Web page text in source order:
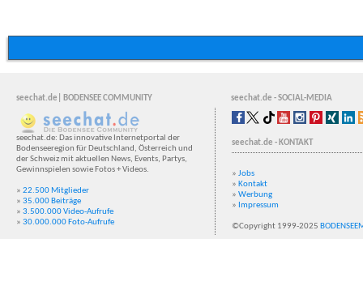
seechat.de| BODENSEE COMMUNITY seechat.de - SOCIAL-MEDIA
seechat.de: Das innovative Internetportal der
Bodenseeregion für Deutschland, Österreich und
der Schweiz mit aktuellen News, Events, Partys,
Gewinnspielen sowie Fotos + Videos.
» 22.500 Mitglieder
» 35.000 Beiträge
» 3.500.000 Video-Aufrufe
» 30.000.000 Foto-Aufrufe
seechat.de - KONTAKT
» Jobs
» Kontakt
» Werbung
» Impressum
©Copyright 1999-2025